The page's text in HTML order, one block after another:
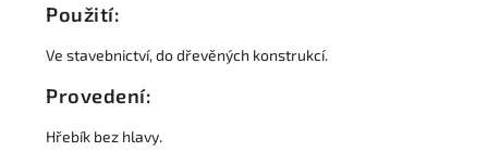
Použití:
Ve stavebnictví, do dřevěných konstrukcí.
Provedení:
Hřebík bez hlavy.